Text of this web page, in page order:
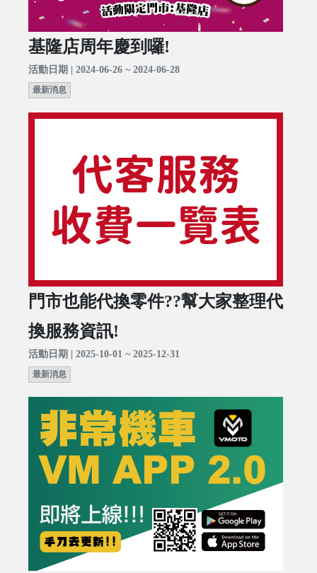
基隆店周年慶到囉!
活動日期 | 2024-06-26 ~ 2024-06-28
最新消息
門市也能代換零件??幫大家整理代
換服務資訊!
活動日期 | 2025-10-01 ~ 2025-12-31
最新消息